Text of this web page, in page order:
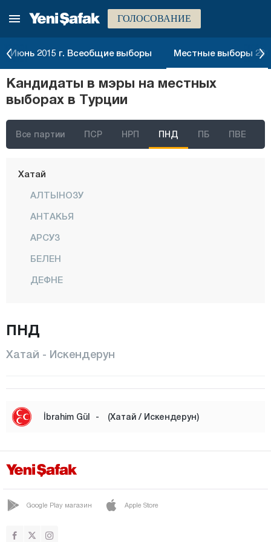
ГОЛОСОВАНИЕ
Июнь 2015 г. Всеобщие выборы Местные выборы
Кандидаты в мэры на местных
выборах в Турции
Все партии ПСР НРП ПНД ПБ ПВЕ
Эрзинджан
Газиантеп
Гиресун
Хаккяри
Хатай
АЛТЫНОЗУ
АНТАКЬЯ
АРСУЗ
БЕЛЕН
ДЕФНЕ
КЫРЫКХАН
КУМЛУ
РЕЙХАНЛИ
САМАНДАГ
Ыспарта
ПНД
Хатай - Искендерун
İbrahim Gül - (Хатай / Искендерун)
Google Play магазин Apple Store